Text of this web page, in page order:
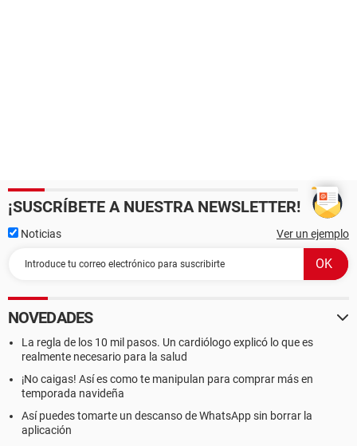
¡SUSCRÍBETE A NUESTRA NEWSLETTER!
Noticias Ver un ejemplo
NOVEDADES
La regla de los 10 mil pasos. Un cardiólogo explicó lo que es
realmente necesario para la salud
¡No caigas! Así es como te manipulan para comprar más en
temporada navideña
Así puedes tomarte un descanso de WhatsApp sin borrar la
aplicación